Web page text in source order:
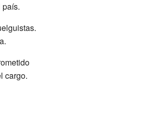
cargo.